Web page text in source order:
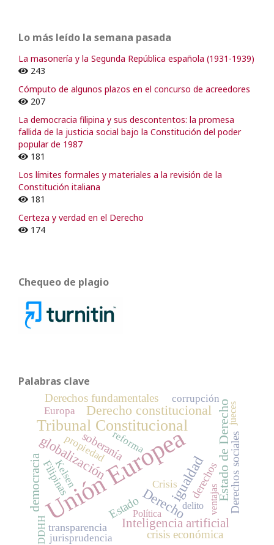
Lo más leído la semana pasada
La masonería y la Segunda República española (1931-1939)
243
Cómputo de algunos plazos en el concurso de acreedores
207
La democracia filipina y sus descontentos: la promesa
fallida de la justicia social bajo la Constitución del poder
popular de 1987
181
Los límites formales y materiales a la revisión de la
Constitución italiana
181
Certeza y verdad en el Derecho
174
Chequeo de plagio
Palabras clave
Unión Europea
Tribunal Constitucional
igualdadEstado de Derecho
globalización
Derecho constitucional
Derecho
democracia
Inteligencia artificial
crisis económica
Derechos sociales
Estado
soberanía
Derechos fundamentales
transparencia
Filipinas derechos
Crisis
jurisprudencia
reforma
Europa
propiedad
corrupción
Kelsen
Política
jueces
delito
DDHH
ventajas